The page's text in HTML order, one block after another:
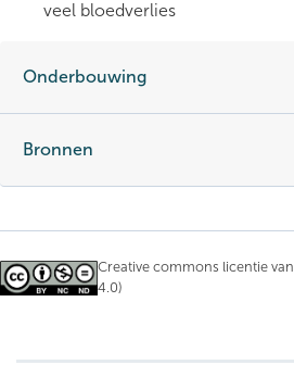
veel bloedverlies
Onderbouwing
Bronnen
Creative commons licentie
4.0)